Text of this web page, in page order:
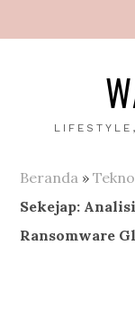
Beranda »
Sekejap:
Ransomware